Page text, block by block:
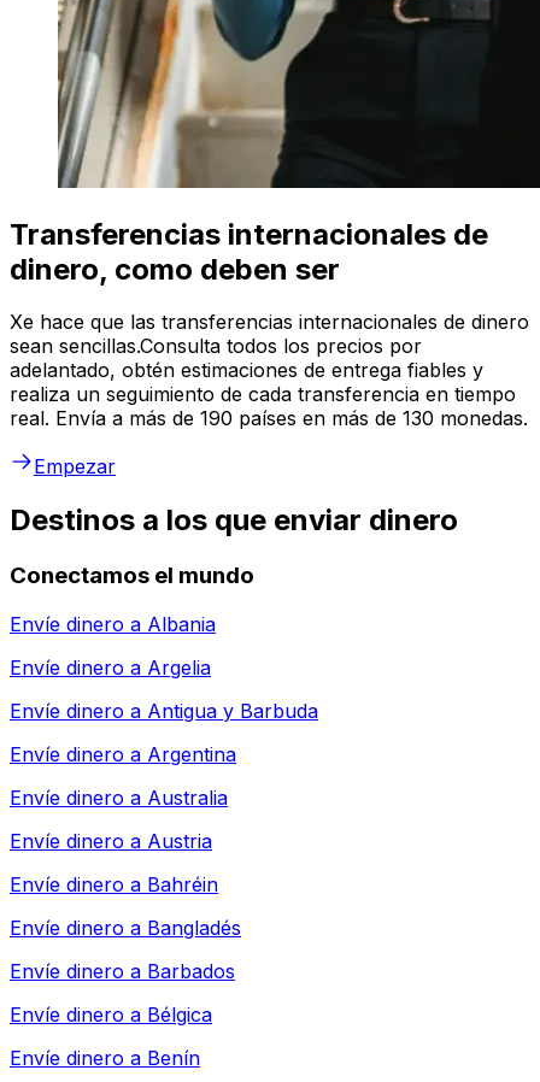
Transferencias internacionales de
dinero, como deben ser
Xe hace que las transferencias internacionales de dinero
sean sencillas.Consulta todos los precios por
adelantado, obtén estimaciones de entrega fiables y
realiza un seguimiento de cada transferencia en tiempo
real. Envía a más de 190 países en más de 130 monedas.
Empezar
Destinos a los que enviar dinero
Conectamos el mundo
Envíe dinero a Albania
Envíe dinero a Argelia
Envíe dinero a Antigua y Barbuda
Envíe dinero a Argentina
Envíe dinero a Australia
Envíe dinero a Austria
Envíe dinero a Bahréin
Envíe dinero a Bangladés
Envíe dinero a Barbados
Envíe dinero a Bélgica
Envíe dinero a Benín